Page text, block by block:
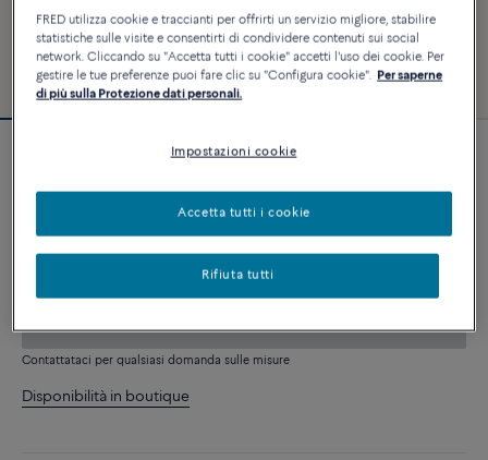
9 680 €
PERSONALIZZA
Contattataci per qualsiasi domanda sulle misure
Disponibilità in boutique
FRED utilizza cookie e traccianti per offrirti un servizio migliore, stabilire
statistiche sulle visite e consentirti di condividere contenuti sui social
network. Cliccando su "Accetta tutti i cookie" accetti l'uso dei cookie. Per
gestire le tue preferenze puoi fare clic su "Configura cookie". Per saperne
di più sulla Protezione dati personali.
Impostazioni cookie
Rifiuta tutti
Accetta tutti i cookie